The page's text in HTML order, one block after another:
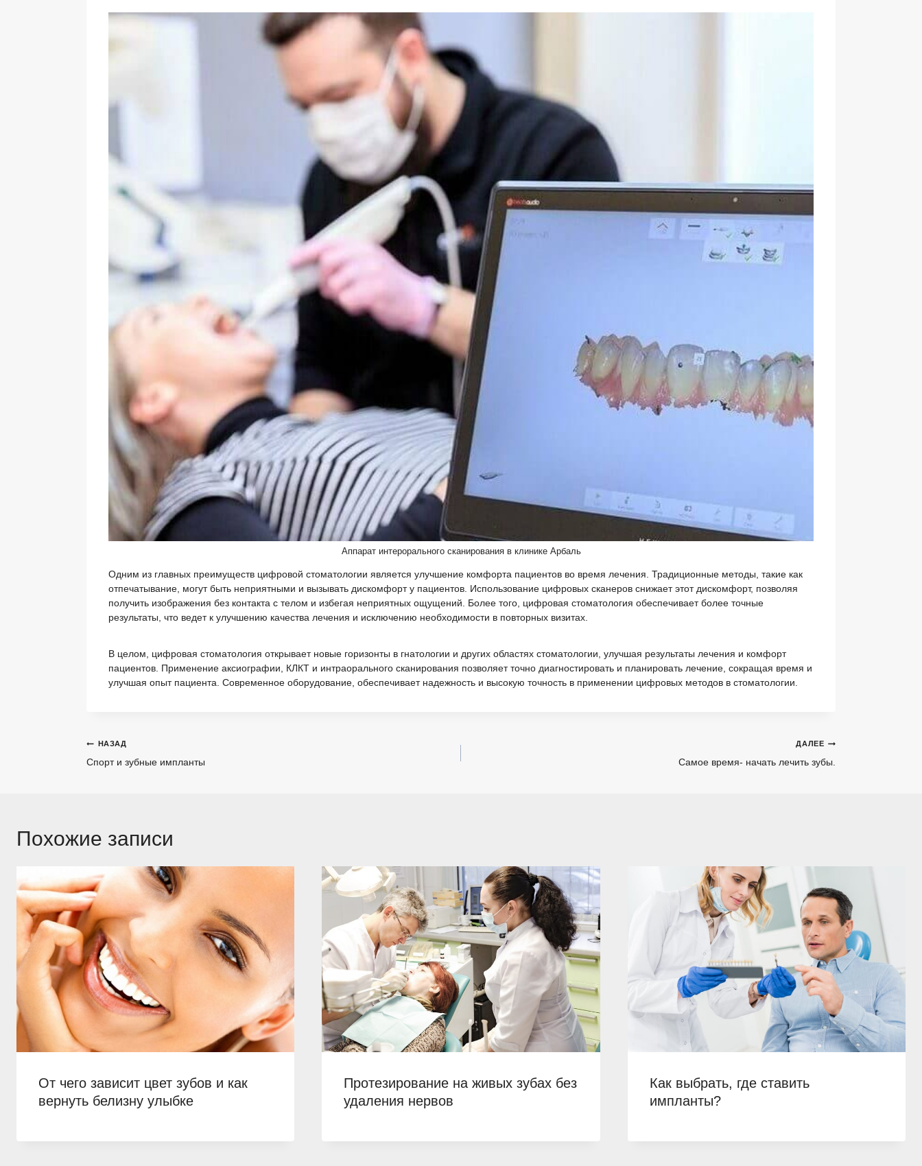
Аппарат интерорального сканирования в клинике Арбаль
Одним из главных преимуществ цифровой стоматологии является улучшение комфорта пациентов во время лечения. Традиционные методы, такие как
отпечатывание, могут быть неприятными и вызывать дискомфорт у пациентов. Использование цифровых сканеров снижает этот дискомфорт, позволяя
получить изображения без контакта с телом и избегая неприятных ощущений. Более того, цифровая стоматология обеспечивает более точные
результаты, что ведет к улучшению качества лечения и исключению необходимости в повторных визитах.
В целом, цифровая стоматология открывает новые горизонты в гнатологии и других областях стоматологии, улучшая результаты лечения и комфорт
пациентов. Применение аксиографии, КЛКТ и интраорального сканирования позволяет точно диагностировать и планировать лечение, сокращая время и
улучшая опыт пациента. Современное оборудование, обеспечивает надежность и высокую точность в применении цифровых методов в стоматологии.
Навигация
по
НАЗАД
Спорт и зубные импланты
ДАЛЕЕ
Самое время- начать лечить зубы.
Похожие записи
От чего зависит цвет зубов и как
вернуть белизну улыбке
Протезирование на живых зубах без
удаления нервов
Как выбрать, где ставить
импланты?